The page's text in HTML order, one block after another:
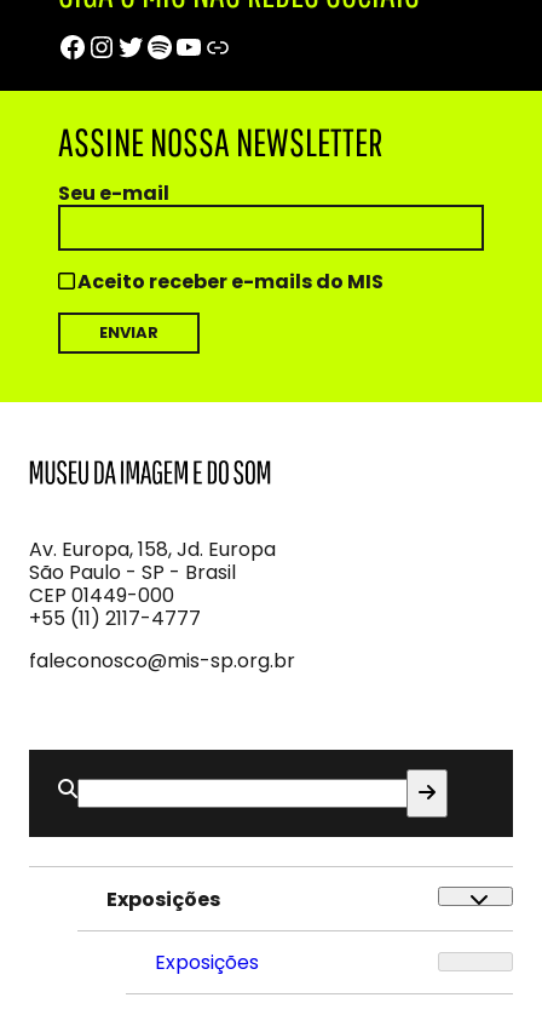
Facebook
Instagram
Twitter
Spotify
Youtube
Trip Advisor
ASSINE NOSSA NEWSLETTER
Seu e-mail
Aceito receber e-mails do MIS
Imagem
e
do
Som
Av. Europa, 158, Jd. Europa
São Paulo - SP - Brasil
CEP 01449-000
+55 (11) 2117-4777
faleconosco@mis-sp.org.br
Buscar
por:
Exposições
Exposições